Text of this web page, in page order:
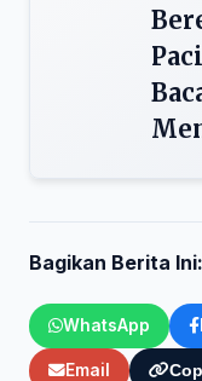
Bagikan Berita Ini:
WhatsApp
Email